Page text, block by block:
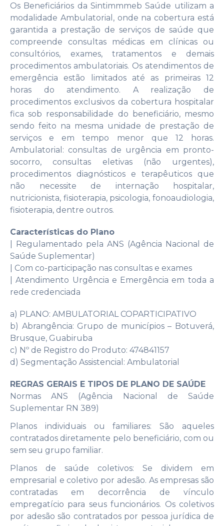
Os Beneficiários da Sintimmmeb Saúde utilizam a
modalidade Ambulatorial, onde na cobertura está
garantida a prestação de serviços de saúde que
compreende consultas médicas em clínicas ou
consultórios, exames, tratamentos e demais
procedimentos ambulatoriais. Os atendimentos de
emergência estão limitados até as primeiras 12
horas do atendimento. A realização de
procedimentos exclusivos da cobertura hospitalar
fica sob responsabilidade do beneficiário, mesmo
sendo feito na mesma unidade de prestação de
serviços e em tempo menor que 12 horas.
Ambulatorial: consultas de urgência em pronto-
socorro, consultas eletivas (não urgentes),
procedimentos diagnósticos e terapêuticos que
não necessite de internação hospitalar,
nutricionista, fisioterapia, psicologia, fonoaudiologia,
fisioterapia, dentre outros.
Características do Plano
| Regulamentado pela ANS (Agência Nacional de
Saúde Suplementar)
| Com co-participação nas consultas e exames
| Atendimento Urgência e Emergência em toda a
rede credenciada
a) PLANO: AMBULATORIAL COPARTICIPATIVO
b) Abrangência: Grupo de municípios – Botuverá,
Brusque, Guabiruba
c) Nº de Registro do Produto: 474841157
d) Segmentação Assistencial: Ambulatorial
REGRAS GERAIS E TIPOS DE PLANO DE SAÚDE
Normas ANS (Agência Nacional de Saúde
Suplementar RN 389)
Planos individuais ou familiares: São aqueles
contratados diretamente pelo beneficiário, com ou
sem seu grupo familiar.
Planos de saúde coletivos: Se dividem em
empresarial e coletivo por adesão. As empresas são
contratadas em decorrência de vínculo
empregatício para seus funcionários. Os coletivos
por adesão são contratados por pessoa jurídica de